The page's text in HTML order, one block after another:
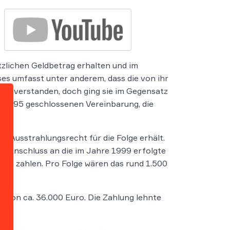
Geldbetrag erhalten und im
umfasst unter anderem, dass die von ihr
doch ging sie im Gegensatz
geschlossenen Vereinbarung, die
Ausstrahlungsrecht für die Folge erhält.
Anschluss an die im Jahre 1999 erfolgte
zahlen. Pro Folge wären das rund 1.500
von ca. 36.000 Euro. Die Zahlung lehnte